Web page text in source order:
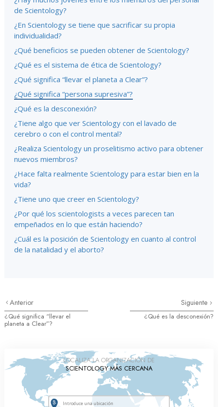
de Scientology?
¿En Scientology se tiene que sacrificar su propia
individualidad?
¿Qué beneficios se pueden obtener de Scientology?
¿Qué es el sistema de ética de Scientology?
¿Qué significa “llevar el planeta a Clear”?
¿Qué significa “persona supresiva”?
¿Qué es la desconexión?
¿Tiene algo que ver Scientology con el lavado de
cerebro o con el control mental?
¿Realiza Scientology un proselitismo activo para obtener
nuevos miembros?
¿Hace falta realmente Scientology para estar bien en la
vida?
¿Tiene uno que creer en Scientology?
¿Por qué los scientologists a veces parecen tan
empeñados en lo que están haciendo?
¿Cuál es la posición de Scientology en cuanto al control
de la natalidad y el aborto?
Anterior
¿Qué significa “llevar el
planeta a Clear”?
Siguiente
¿Qué es la desconexión?
LOCALIZA LA ORGANIZACIÓN DE
SCIENTOLOGY MÁS CERCANA